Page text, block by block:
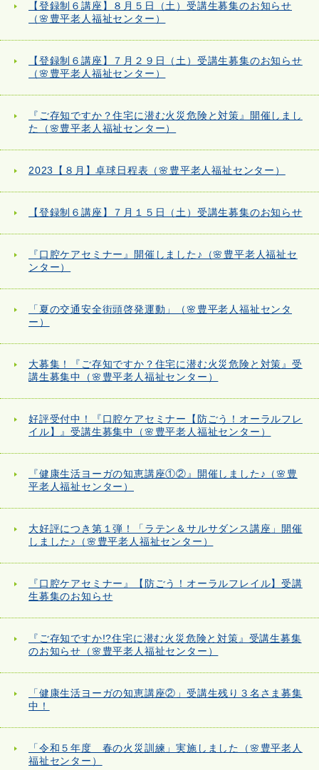
【登録制６講座】８月５日（土）受講生募集のお知らせ
（🌸豊平老人福祉センター）
【登録制６講座】７月２９日（土）受講生募集のお知らせ
（🌸豊平老人福祉センター）
『ご存知ですか？住宅に潜む火災危険と対策』開催しまし
た（🌸豊平老人福祉センター）
2023【８月】卓球日程表（🌸豊平老人福祉センター）
【登録制６講座】７月１５日（土）受講生募集のお知らせ
『口腔ケアセミナー』開催しました♪（🌸豊平老人福祉セ
ンター）
「夏の交通安全街頭啓発運動」（🌸豊平老人福祉センタ
ー）
大募集！『ご存知ですか？住宅に潜む火災危険と対策』受
講生募集中（🌸豊平老人福祉センター）
好評受付中！『口腔ケアセミナー【防ごう！オーラルフレ
イル】』受講生募集中（🌸豊平老人福祉センター）
『健康生活ヨーガの知恵講座①②』開催しました♪（🌸豊
平老人福祉センター）
大好評につき第１弾！「ラテン＆サルサダンス講座」開催
しました♪（🌸豊平老人福祉センター）
『口腔ケアセミナー』【防ごう！オーラルフレイル】受講
生募集のお知らせ
『ご存知ですか!?住宅に潜む火災危険と対策』受講生募集
のお知らせ（🌸豊平老人福祉センター）
「健康生活ヨーガの知恵講座②」受講生残り３名さま募集
中！
「令和５年度 春の火災訓練」実施しました（🌸豊平老人
福祉センター）